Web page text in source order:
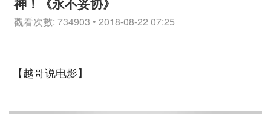
觀看次數: 734903 • 2018-08-22 07:25
【越哥说电影】